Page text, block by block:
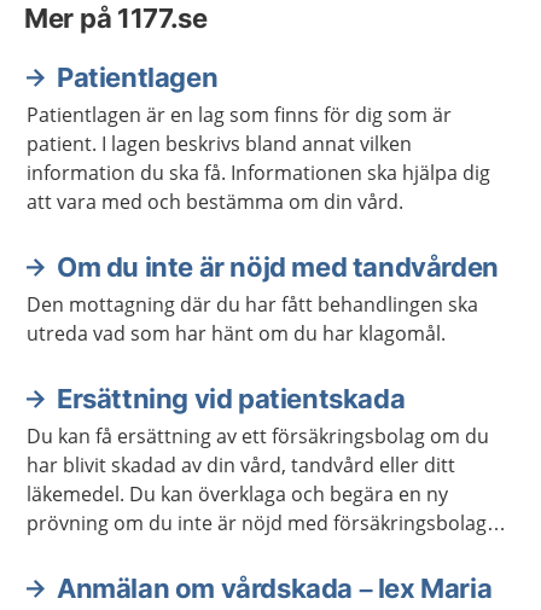
Mer på 1177.se
Patientlagen
Patientlagen är en lag som finns för dig som är
patient. I lagen beskrivs bland annat vilken
information du ska få. Informationen ska hjälpa dig
att vara med och bestämma om din vård.
Om du inte är nöjd med tandvården
Den mottagning där du har fått behandlingen ska
utreda vad som har hänt om du har klagomål.
Ersättning vid patientskada
Du kan få ersättning av ett försäkringsbolag om du
har blivit skadad av din vård, tandvård eller ditt
läkemedel. Du kan överklaga och begära en ny
prövning om du inte är nöjd med försäkringsbolagets
Anmälan om vårdskada – lex Maria